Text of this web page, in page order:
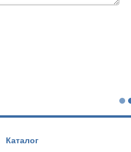
станции pedrollo
насосом
монтаж циркуляционного насоса
труба для пайки
картридж для умягчения воды
мембрана обратного осмоса
арматура для отопления
промышленная
Каталог